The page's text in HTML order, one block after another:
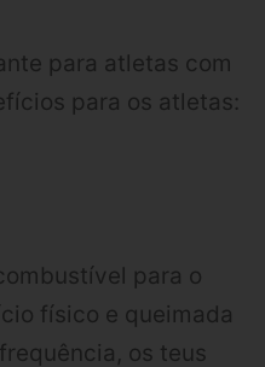
para atletas com
para os atletas:
para o
físico e queimada
os teus